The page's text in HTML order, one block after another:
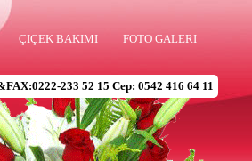
ÇIÇEK BAKIMI
FOTO GALERI
233 52 15 Cep: 0542 416 64 11